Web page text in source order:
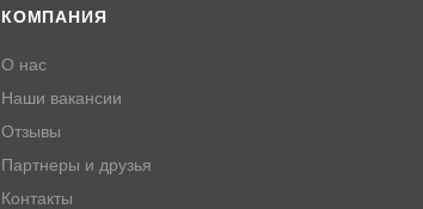
КОМПАНИЯ
О нас
Наши вакансии
Отзывы
Партнеры и друзья
Контакты